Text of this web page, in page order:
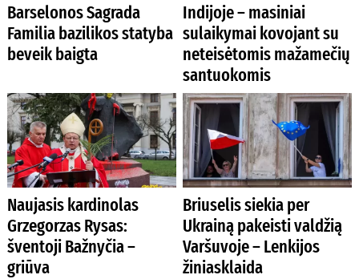
Barselonos Sagrada
Familia bazilikos statyba
beveik baigta
Indijoje – masiniai
sulaikymai kovojant su
neteisėtomis mažamečių
santuokomis
Naujasis kardinolas
Grzegorzas Rysas:
šventoji Bažnyčia –
griūva
Briuselis siekia per
Ukrainą pakeisti valdžią
Varšuvoje – Lenkijos
žiniasklaida